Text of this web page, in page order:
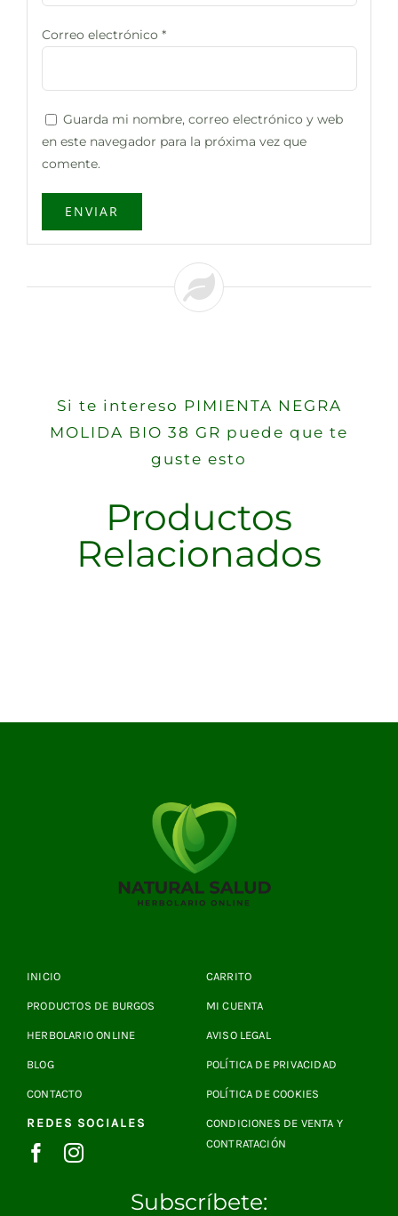
Correo electrónico *
Guarda mi nombre, correo electrónico y web
en este navegador para la próxima vez que
comente.
Si te intereso PIMIENTA NEGRA
MOLIDA BIO 38 GR puede que te
guste esto
Productos
Relacionados
INICIO
PRODUCTOS DE BURGOS
HERBOLARIO ONLINE
BLOG
CONTACTO
REDES SOCIALES
CARRITO
MI CUENTA
AVISO LEGAL
POLÍTICA DE PRIVACIDAD
POLÍTICA DE COOKIES
CONDICIONES DE VENTA Y
CONTRATACIÓN
Subscríbete: